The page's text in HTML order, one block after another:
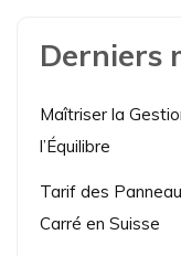
Derniers
Maîtriser la
l’Équilibre
Tarif des
Carré en Suisse